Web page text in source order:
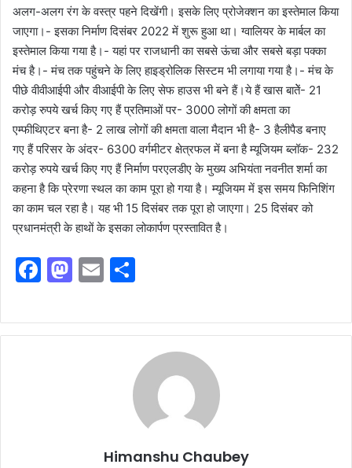
अलग-अलग रंग के वस्त्र पहने दिखेंगी। इसके लिए प्रोजेक्शन का इस्तेमाल किया
जाएगा।- इसका निर्माण दिसंबर 2022 में शुरू हुआ था। ग्वालियर के मार्बल का
इस्तेमाल किया गया है।- यहां पर राजधानी का सबसे ऊंचा और सबसे बड़ा पक्का
मंच है।- मंच तक पहुंचने के लिए हाइड्रोलिक सिस्टम भी लगाया गया है।- मंच के
पीछे वीवीआईपी और वीआईपी के लिए सेफ हाउस भी बने हैं।ये हैं खास बातेें- 21
करोड़ रुपये खर्च किए गए हैं प्रतिमाओं पर- 3000 लोगों की क्षमता का
एम्फीथिएटर बना है- 2 लाख लोगों की क्षमता वाला मैदान भी है- 3 हैलीपैड बनाए
गए हैं परिसर के अंदर- 6300 वर्गमीटर क्षेत्रफल में बना है म्यूजियम ब्लॉक- 232
करोड़ रुपये खर्च किए गए हैं निर्माण परएलडीए के मुख्य अभियंता नवनीत शर्मा का
कहना है कि प्रेरणा स्थल का काम पूरा हो गया है। म्यूजियम में इस समय फिनिशिंग
का काम चल रहा है। यह भी 15 दिसंबर तक पूरा हो जाएगा। 25 दिसंबर को
प्रधानमंत्री के हाथों के इसका लोकार्पण प्रस्तावित है।
F
c
e
M
st
o
E
ai
l
ar
e
Himanshu Chaubey